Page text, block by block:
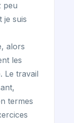
peu
je suis
alors
les
Le travail
termes